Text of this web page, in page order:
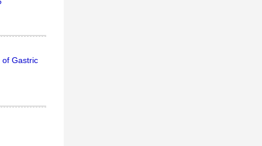
of Gastric